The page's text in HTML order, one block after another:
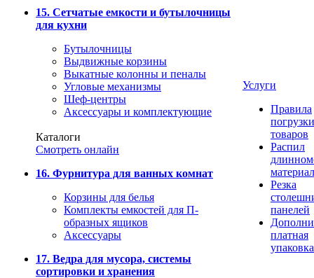
15. Сетчатые емкости и бутылочницы
для кухни
Бутылочницы
Выдвижные корзины
Выкатные колонны и пеналы
Угловые механизмы
Шеф-центры
Аксессуары и комплектующие
Каталоги
Смотреть онлайн
16. Фурнитура для ванных комнат
Корзины для белья
Комплекты емкостей для П-
образных ящиков
Аксессуары
17. Ведра для мусора, системы
сортировки и хранения
Услуги
Правила
погрузки
товаров
Распил
Резка
панелей
платная
упаковка